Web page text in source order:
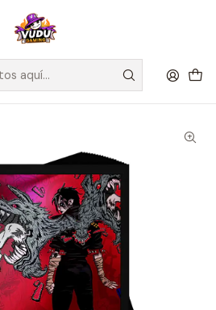
Envío GRATIS a Regiones sobre
TCG Riftbound
Sellados Riftbound
- Unleashed - Vi, Piltover Enforcer